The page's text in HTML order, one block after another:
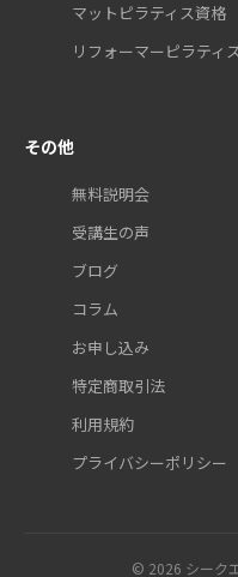
マットピラティス資格
リフォーマーピラティ
その他
無料説明会
受講生の声
ブログ
コラム
お申し込み
特定商取引法
利用規約
プライバシーポリシー
© 2026 シーク